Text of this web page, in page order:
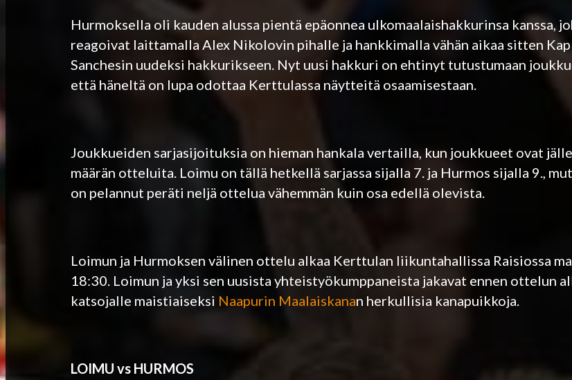
Hurmoksella oli kauden alussa pientä epäonnea ulkomaalaishakkurinsa kanssa,
reagoivat laittamalla Alex Nikolovin pihalle ja hankkimalla vähän aikaa sitten
Sanchesin uudeksi hakkurikseen. Nyt uusi hakkuri on ehtinyt tutustumaan
että häneltä on lupa odottaa Kerttulassa näytteitä osaamisestaan.
Joukkueiden sarjasijoituksia on hieman hankala vertailla, kun joukkueet ovat
määrän otteluita. Loimu on tällä hetkellä sarjassa sijalla 7. ja Hurmos sijalla 9.,
on pelannut peräti neljä ottelua vähemmän kuin osa edellä olevista.
Loimun ja Hurmoksen välinen ottelu alkaa Kerttulan liikuntahallissa Raisiossa
18:30. Loimun ja yksi sen uusista yhteistyökumppaneista jakavat ennen ottelun
katsojalle maistiaiseksi Naapurin Maalaiskanan herkullisia kanapuikkoja.
LOIMU vs HURMOS